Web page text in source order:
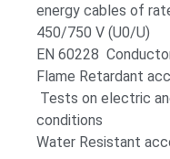
energy cables of
450/750 V (U0/U)
EN 60228
Flame Retardant
Tests on electric
conditions
Water Resistant